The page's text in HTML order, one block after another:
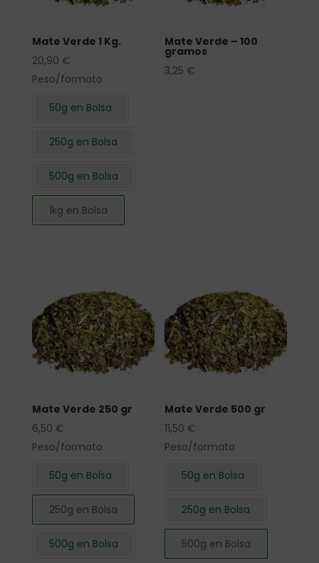
Mate Verde 1 Kg.
20,90 €
Peso/formato
50g en Bolsa
250g en Bolsa
500g en Bolsa
1kg en Bolsa
Mate Verde – 100
gramos
3,25 €
Mate Verde 250 gr
6,50 €
Peso/formato
50g en Bolsa
250g en Bolsa
500g en Bolsa
Mate Verde 500 gr
11,50 €
Peso/formato
50g en Bolsa
250g en Bolsa
500g en Bolsa